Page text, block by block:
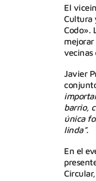
El
Cultura
Codo».
mejorar
vecinas
Javier
barrio,
única
linda”.
En el